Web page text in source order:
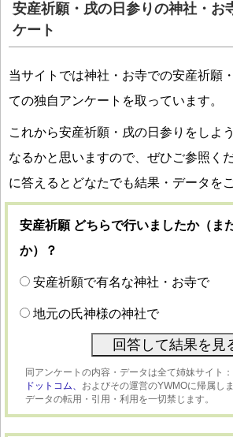
安産祈願・戌の日参りの神社・お
ケート
当サイトでは神社・お寺での安産祈願
ての独自アンケートを取っています。
これから安産祈願・戌の日参りをしよ
なるかと思いますので、ぜひご参照く
に答えるとどなたでも結果・データを
安産祈願 どちらで行いましたか（ま
か）？
安産祈願で有名な神社・お寺で
地元の氏神様の神社で
同アンケートの内容・データは全て姉妹サイト：
ドットコム、 およびその運営のYWMOに帰属し
データの転用・引用・利用を一切禁じます。